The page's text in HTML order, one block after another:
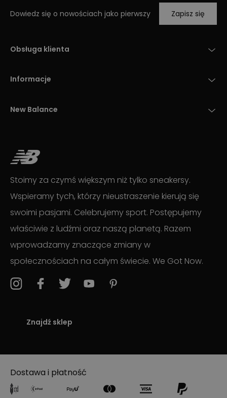
Dowiedz się o nowościach jako pierwszy Zapisz się
Obsługa klienta
Informacje
New Balance
Stoimy za czymś większym niż tylko sneakersy.
Wspieramy tych, którzy nieustraszenie kierują się
swoimi pasjami. Celebrujemy sport. Postępujemy
właściwie z ludźmi oraz naszą planetą. Razem
wprowadzamy znaczące zmiany w
społecznościach na całym świecie. We Got Now.
Znajdź sklep
Dostawa i płatność